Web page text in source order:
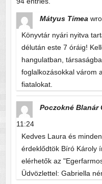
Mátyus Tímea
Könyvtár nyári nyitva
délután este 7 óráig!
hangulatban,
foglalkozásokkal várom
fiatalokat.
Poczokné Blanár
11:24
Kedves Laura és
érdeklődtök Bíró Károly
elérhetők az
Üdvözlettel: Gabriella